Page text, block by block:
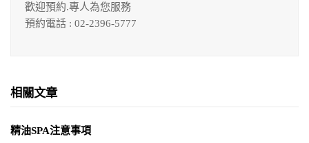
歡迎預約.專人為您服務
預約電話 : 02-2396-5777
相關文章
精油SPA注意事項